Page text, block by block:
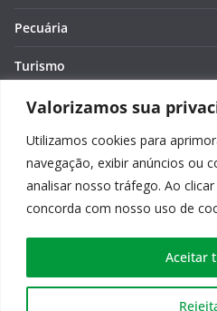
Valorizamos sua
Utilizamos cookies para
navegação, exibir anúncios ou
analisar nosso tráfego. Ao
concorda com nosso uso de
Aceitar
Pecuária
Turismo
Economia
Meio Ambiente
Editora: Verônica Macêdo
Copyright © 2026Agro na Bahia.